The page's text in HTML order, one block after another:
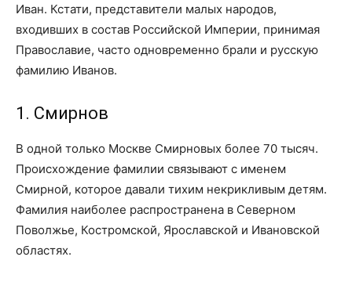
Иван. Кстати, представители малых народов,
входивших в состав Российской Империи, принимая
Православие, часто одновременно брали и русскую
фамилию Иванов.
1. Смирнов
В одной только Москве Смирновых более 70 тысяч.
Происхождение фамилии связывают с именем
Смирной, которое давали тихим некрикливым детям.
Фамилия наиболее распространена в Северном
Поволжье, Костромской, Ярославской и Ивановской
областях.